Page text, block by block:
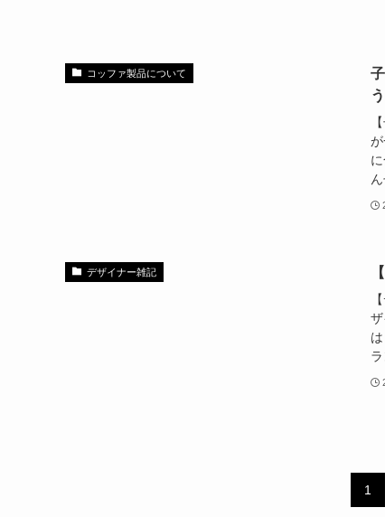
コッファ製品について
う
デザイナー雑記
1